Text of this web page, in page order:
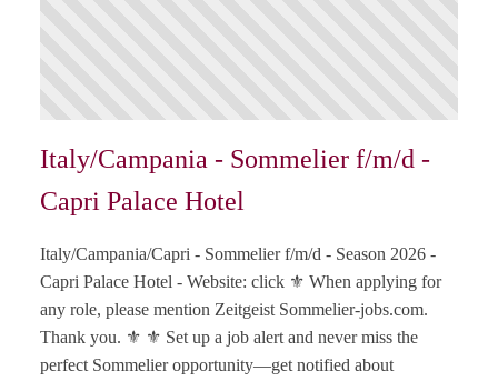
Italy/Campania - Sommelier f/m/d -
Capri Palace Hotel
Italy/Campania/Capri - Sommelier f/m/d - Season 2026 -
Capri Palace Hotel - Website: click ⚜️ When applying for
any role, please mention Zeitgeist Sommelier-jobs.com.
Thank you. ⚜️ ⚜️ Set up a job alert and never miss the
perfect Sommelier opportunity—get notified about